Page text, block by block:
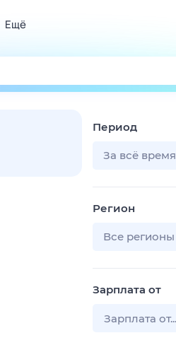
Ещё
Поиск
ТВ-программа
Период
За всё время
Регион
Все регионы
Зарплата от